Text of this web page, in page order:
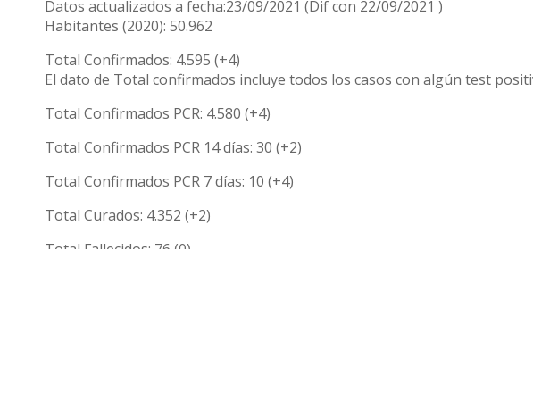
Datos actualizados a fecha:23/09/2021 (Dif con 22/09/2021 )
Habitantes (2020): 50.962
Total Confirmados: 4.595 (+4)
El dato de Total confirmados incluye todos los casos con algún test
Total Confirmados PCR: 4.580 (+4)
Total Confirmados PCR 14 días: 30 (+2)
Total Confirmados PCR 7 días: 10 (+4)
Total Curados: 4.352 (+2)
Total Fallecidos: 76 (0)